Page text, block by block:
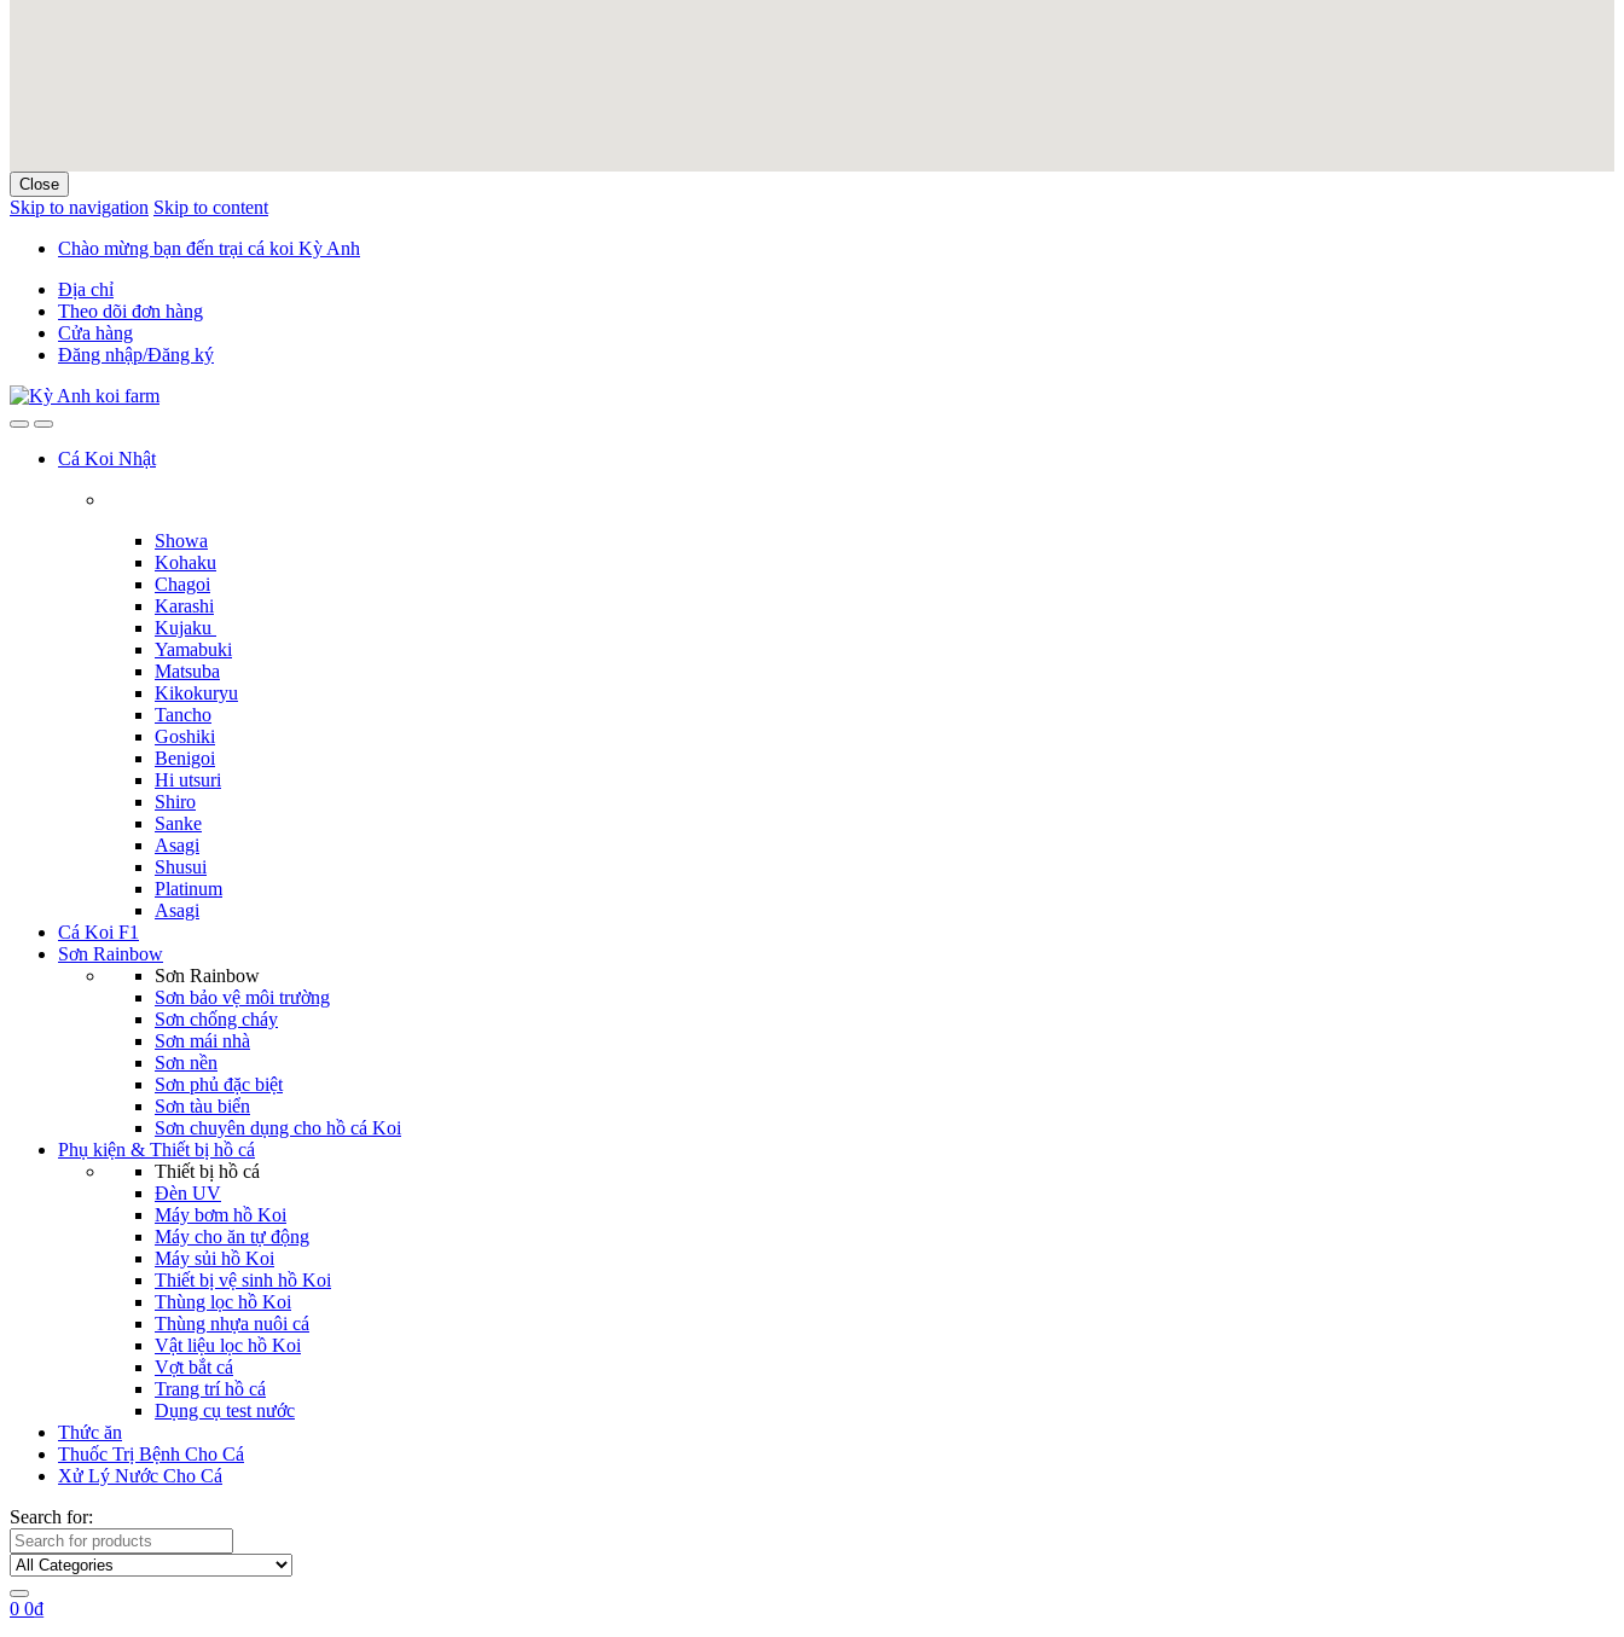
Close
Skip to navigation Skip to content
Chào mừng bạn đến trại cá koi Kỳ Anh
Địa chỉ
Theo dõi đơn hàng
Cửa hàng
Đăng nhập/Đăng ký
Cá Koi Nhật
Showa
Kohaku
Chagoi
Karashi
Kujaku
Yamabuki
Matsuba
Kikokuryu
Tancho
Goshiki
Benigoi
Hi utsuri
Shiro
Sanke
Asagi
Shusui
Platinum
Asagi
Cá Koi F1
Sơn Rainbow
Sơn Rainbow
Sơn bảo vệ môi trường
Sơn chống cháy
Sơn mái nhà
Sơn nền
Sơn phủ đặc biệt
Sơn tàu biển
Sơn chuyên dụng cho hồ cá Koi
Phụ kiện & Thiết bị hồ cá
Thiết bị hồ cá
Đèn UV
Máy bơm hồ Koi
Máy cho ăn tự động
Máy sủi hồ Koi
Thiết bị vệ sinh hồ Koi
Thùng lọc hồ Koi
Thùng nhựa nuôi cá
Vật liệu lọc hồ Koi
Vợt bắt cá
Trang trí hồ cá
Dụng cụ test nước
Thức ăn
Thuốc Trị Bệnh Cho Cá
Xử Lý Nước Cho Cá
Search for:
0 0₫